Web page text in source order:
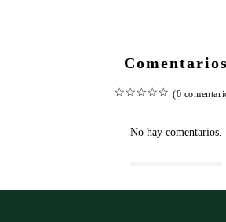
Comentarios
☆☆☆☆☆ (0
No hay comentarios.